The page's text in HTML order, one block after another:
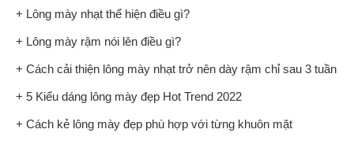
+ Lông mày nhạt thể hiện điều gì?
+ Lông mày rậm nói lên điều gì?
+ Cách cải thiện lông mày nhạt trở nên dày rậm chỉ sau 3 tuần
+ 5 Kiểu dáng lông mày đẹp Hot Trend 2022
+ Cách kẻ lông mày đẹp phù hợp với từng khuôn mặt